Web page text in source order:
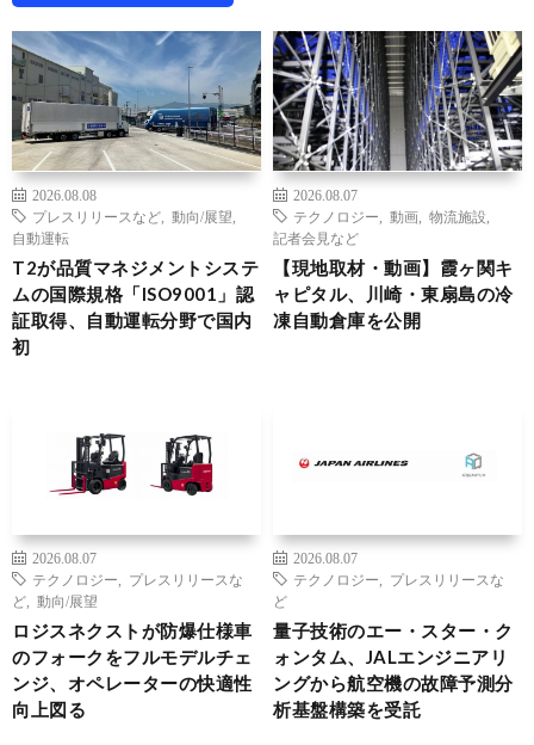
2026.08.08
プレスリリースなど
動向/展望
自動運転
T2が品質マネジメントシステ
ムの国際規格「ISO9001」認
証取得、自動運転分野で国内
初
2026.08.07
テクノロジー
動画 物流施設
記者会見など
【現地取材・動画】霞ヶ関キ
ャピタル、川崎・東扇島の冷
凍自動倉庫を公開
2026.08.07
テクノロジー
プレスリリースな
ど
動向/展望
ロジスネクストが防爆仕様車
のフォークをフルモデルチェ
ンジ、オペレーターの快適性
向上図る
2026.08.07
テクノロジー
プレスリリースな
ど
量子技術のエー・スター・ク
ォンタム、JALエンジニアリ
ングから航空機の故障予測分
析基盤構築を受託